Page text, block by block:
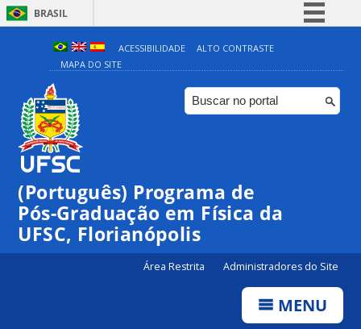
BRASIL
Simplifique!
Comunica BR
Participe
ACESSIBILIDADE
ALTO CONTRASTE
MAPA DO SITE
(Português) Programa de
Pós-Graduação em Física da
UFSC, Florianópolis
Área Restrita Administradores do Site
MENU